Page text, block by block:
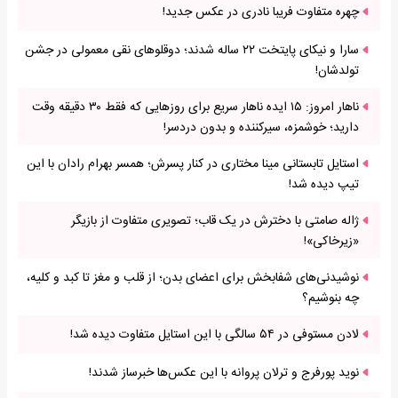
چهره متفاوت فریبا نادری در عکس جدید!
سارا و نیکای پایتخت ۲۲ ساله شدند؛ دوقلوهای نقی معمولی در جشن
تولدشان!
ناهار امروز: ۱۵ ایده ناهار سریع برای روزهایی که فقط ۳۰ دقیقه وقت
دارید؛ خوشمزه، سیرکننده و بدون دردسر!
استایل تابستانی مینا مختاری در کنار پسرش؛ همسر بهرام رادان با این
تیپ دیده شد!
ژاله صامتی با دخترش در یک قاب؛ تصویری متفاوت از بازیگر
«زیرخاکی»!
نوشیدنی‌های شفابخش برای اعضای بدن؛ از قلب و مغز تا کبد و کلیه،
چه بنوشیم؟
لادن مستوفی در ۵۴ سالگی با این استایل متفاوت دیده شد!
نوید پورفرج و ترلان پروانه با این عکس‌ها خبرساز شدند!